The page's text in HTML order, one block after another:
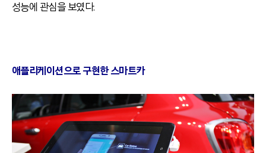
성능에 관심을 보였다.
애플리케이션으로 구현한 스마트카